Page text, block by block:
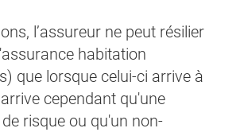
l’assureur ne peut résilier
habitation
que lorsque celui-ci arrive à
cependant qu'une
risque ou qu'un non-